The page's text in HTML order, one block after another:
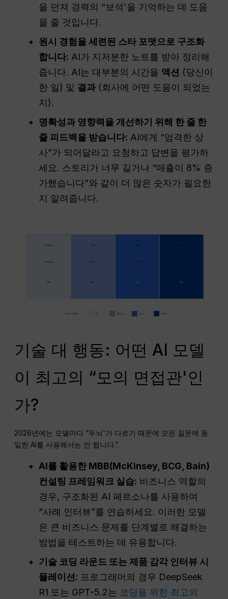
을 던져 경력의 “보석'을 기억하는 데 도움
을 줄 것입니다.
원시 경험을 세련된 스타 포맷으로 구조화
합니다: AI가 지저분한 노트를 받아 정리해
줍니다. AI는 대부분의 시간을 액션 (당신이
한 일) 및 결과 (회사에 어떤 도움이 되었는
지).
명확성과 영향력을 개선하기 위해 한 줄 한
줄 피드백을 받습니다: AI에게 “엄격한 상
사”가 되어달라고 요청하고 답변을 평가하
세요. 스토리가 너무 길거나 “매출이 8% 증
가했습니다”와 같이 더 많은 숫자가 필요한
지 알려줍니다.
기술 대 행동: 어떤 AI 모델
이 최고의 “모의 면접관'인
가?
2026년에는 모델마다 “두뇌'가 다르기 때문에 모든 질문에 동
일한 AI를 사용해서는 안 됩니다.”.
AI를 활용한 MBB(McKinsey, BCG, Bain)
컨설팅 프레임워크 실습: 비즈니스 역할의
경우, 구조화된 AI 페르소나를 사용하여
“사례 인터뷰”를 연습하세요. 이러한 모델
은 큰 비즈니스 문제를 단계별로 해결하는
방법을 테스트하는 데 유용합니다.
기술 코딩 라운드 또는 제품 감각 인터뷰 시
뮬레이션: 프로그래머의 경우 DeepSeek
R1 또는 GPT-5.2는 코딩을 위한 최고의